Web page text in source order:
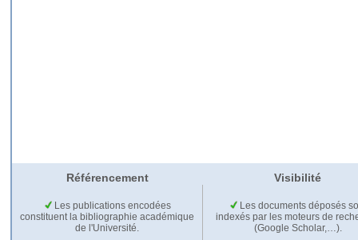
Référencement Visibilité
Les publications encodées
constituent la bibliographie académique
de l'Université.
Les documents déposés
indexés par les moteurs de
(Google Scholar,…).